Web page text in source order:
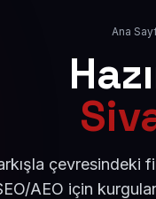
Ana
çevresindeki
AEO için